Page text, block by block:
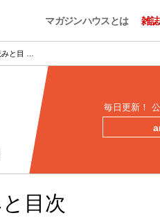
マガジンハウスとは 雑誌
と目 …
毎日更新！
目次